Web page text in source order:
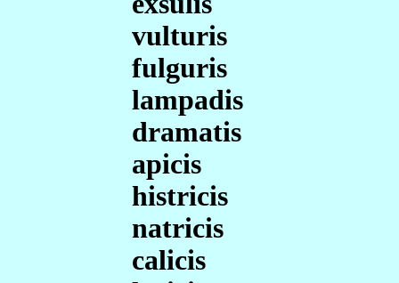
vulturis
fulguris
lampadis
dramatis
apicis
histricis
natricis
calicis